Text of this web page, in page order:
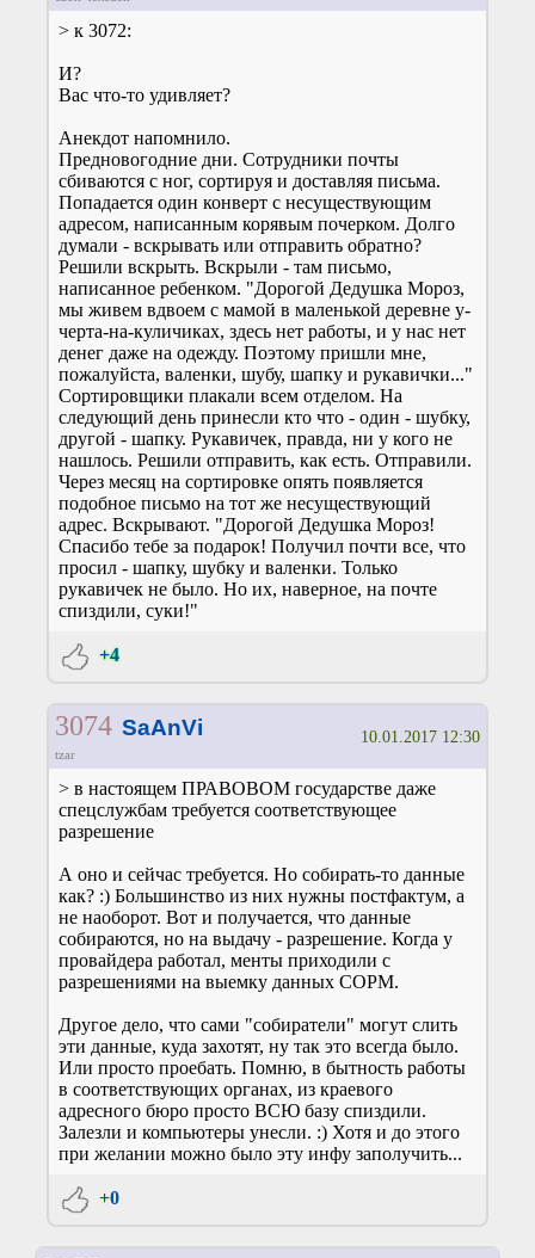
> к 3072:
И?
Вас что-то удивляет?
Анекдот напомнило.
Предновогодние дни. Сотрудники почты
сбиваются с ног, сортируя и доставляя письма.
Попадается один конверт с несуществующим
адресом, написанным корявым почерком. Долго
думали - вскрывать или отправить обратно?
Решили вскрыть. Вскрыли - там письмо,
написанное ребенком. "Дорогой Дедушка Мороз,
мы живем вдвоем с мамой в маленькой деревне у-
черта-на-куличиках, здесь нет работы, и у нас нет
денег даже на одежду. Поэтому пришли мне,
пожалуйста, валенки, шубу, шапку и рукавички..."
Сортировщики плакали всем отделом. На
следующий день принесли кто что - один - шубку,
другой - шапку. Рукавичек, правда, ни у кого не
нашлось. Решили отправить, как есть. Отправили.
Через месяц на сортировке опять появляется
подобное письмо на тот же несуществующий
адрес. Вскрывают. "Дорогой Дедушка Мороз!
Спасибо тебе за подарок! Получил почти все, что
просил - шапку, шубку и валенки. Только
рукавичек не было. Но их, наверное, на почте
спиздили, суки!"
+4
3074 SaAnVi
tzar
10.01.2017 12:30
> в настоящем ПРАВОВОМ государстве даже
спецслужбам требуется соответствующее
разрешение
А оно и сейчас требуется. Но собирать-то данные
как? :) Большинство из них нужны постфактум, а
не наоборот. Вот и получается, что данные
собираются, но на выдачу - разрешение. Когда у
провайдера работал, менты приходили с
разрешениями на выемку данных СОРМ.
Другое дело, что сами "собиратели" могут слить
эти данные, куда захотят, ну так это всегда было.
Или просто проебать. Помню, в бытность работы
в соответствующих органах, из краевого
адресного бюро просто ВСЮ базу спиздили.
Залезли и компьютеры унесли. :) Хотя и до этого
при желании можно было эту инфу заполучить...
+0